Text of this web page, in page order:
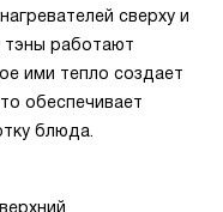
сверху и
тэны работают
ими тепло создает
обеспечивает
блюда.